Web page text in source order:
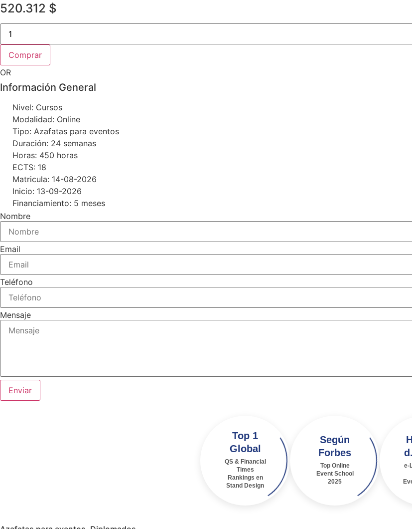
520.312 $
Diplomado
comunicación
no
verbal
y
lenguaje
corporal
en
cantidad
Comprar
OR
Información General
Nivel: Cursos
Modalidad: Online
Tipo: Azafatas para eventos
Duración: 24 semanas
Horas: 450 horas
ECTS: 18
Matricula: 14-08-2026
Inicio: 13-09-2026
Financiamiento: 5 meses
Nombre
Email
Teléfono
Mensaje
Enviar
Top 1
Global
QS & Financial
Times
Rankings en
Stand Design
Según
Forbes
Top Online
Event School
2025
e-